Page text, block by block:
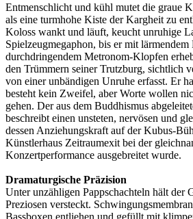
Entmenschlicht und kühl mutet die graue
als eine turmhohe Kiste der Kargheit zu
Koloss wankt und läuft, keucht unruhige
Spielzeugmegaphon, bis er mit
durchdringendem Metronom-Klopfen
den Trümmern seiner Trutzburg, sichtlich
von einer unbändigen Unruhe erfasst. Er
besteht kein Zweifel, aber Worte wollen
gehen. Der aus dem Buddhismus
beschreibt einen unsteten, nervösen und
dessen Anziehungskraft auf der Kubus-
Künstlerhaus Zeitraumexit bei der
Konzertperformance ausgebreitet wurde.
Dramaturgische Präzision
Unter unzähligen Pappschachteln hält der
Preziosen versteckt.
Bassboxen entliehen und gefüllt mit